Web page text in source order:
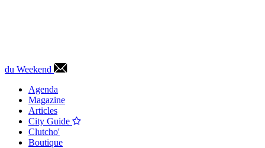
du Weekend
Agenda
Magazine
Articles
City Guide
Clutcho'
Boutique